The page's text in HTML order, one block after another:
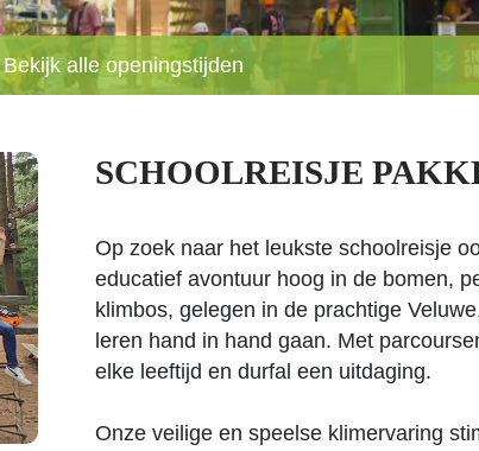
Bekijk alle openingstijden
SCHOOLREISJE
Op zoek naar het leukste schoolreisje
educatief avontuur hoog in de bomen,
klimbos, gelegen in de prachtige
leren hand in hand gaan. Met
elke leeftijd en durfal een uitdaging.
Onze veilige en speelse klimervaring